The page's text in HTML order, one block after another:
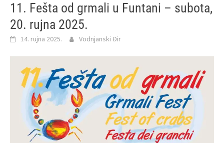
11. Fešta od grmali u Funtani – subota,
20. rujna 2025.
14. rujna 2025. Vodnjanski Đir